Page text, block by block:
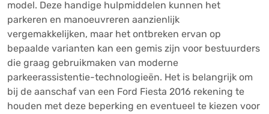
model. Deze handige hulpmiddelen kunnen het
parkeren en manoeuvreren aanzienlijk
vergemakkelijken, maar het ontbreken ervan op
bepaalde varianten kan een gemis zijn voor bestuurders
die graag gebruikmaken van moderne
parkeerassistentie-technologieën. Het is belangrijk om
bij de aanschaf van een Ford Fiesta 2016 rekening te
houden met deze beperking en eventueel te kiezen voor